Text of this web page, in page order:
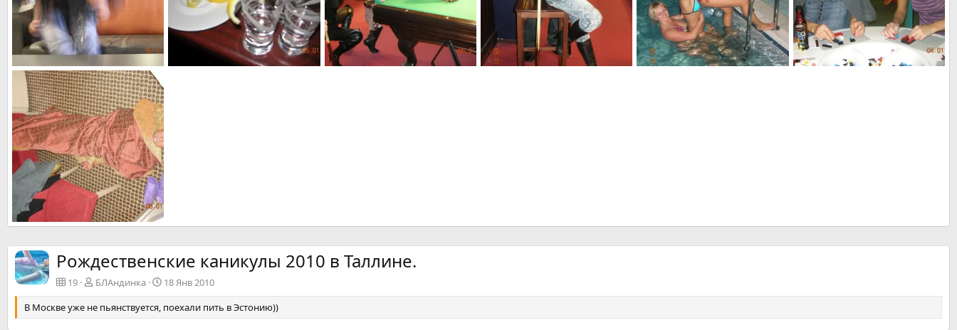
если где-то что-то пропало- значит в другом месте что-то появилось ( закон сохранения энергии).
БЛАндинка
18 Янв 2010
0
4
номера класса "ЛЮКС" - где упал, там и кровать))
0
5 Рождественские каникулы 2010 в Таллине.
19 БЛАндинка
18 Янв 2010
В Москве уже не пьянствуется, поехали пить в Эстонию))